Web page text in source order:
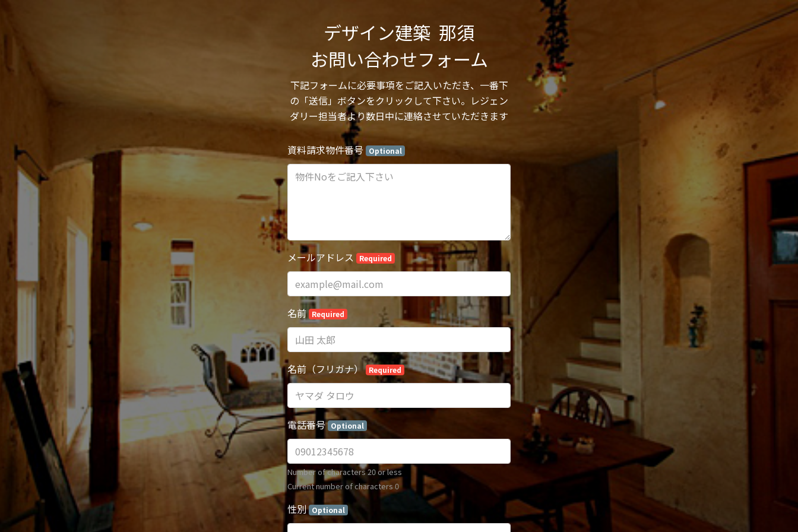
デザイン建築  那須
お問い合わせフォーム
下記フォームに必要事項をご記入いただき、一番下
の「送信」ボタンをクリックして下さい。レジェン
ダリー担当者より数日中に連絡させていただきます
資料請求物件番号 Optional
メールアドレス Required
名前 Required
名前（フリガナ） Required
電話番号 Optional
Number of characters 20 or less
Current number of characters 0
性別 Optional